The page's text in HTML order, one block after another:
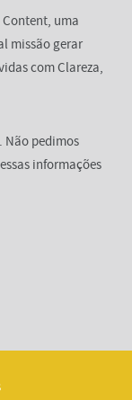
Content, uma
missão gerar
com Clareza,
Não pedimos
informações